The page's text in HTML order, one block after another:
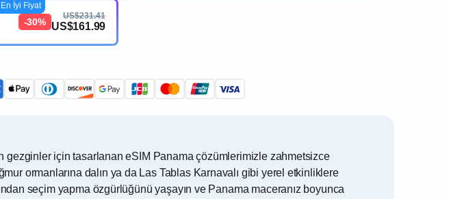
-30%
US$231.41
US$161.99
En İyi Fiyat
gezginler için tasarlanan eSIM Panama çözümlerimizle zahmetsizce
ormanlarına dalın ya da Las Tablas Karnavalı gibi yerel etkinliklere
seçim yapma özgürlüğünü yaşayın ve Panama maceranız boyunca